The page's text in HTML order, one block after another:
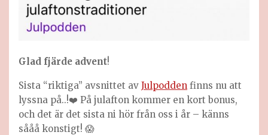
Glad fjärde advent!
Sista “riktiga” avsnittet av Julpodden finns nu att
lyssna på..!❤️ På julafton kommer en kort bonus,
och det är det sista ni hör från oss i år – känns
sååå konstigt! 😱